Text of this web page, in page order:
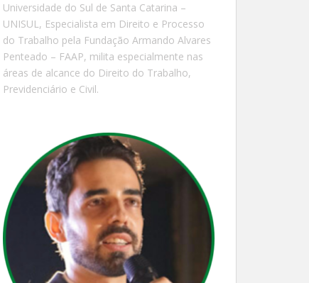
Universidade do Sul de Santa Catarina –
UNISUL, Especialista em Direito e Processo
do Trabalho pela Fundação Armando Alvares
Penteado – FAAP, milita especialmente nas
áreas de alcance do Direito do Trabalho,
Previdenciário e Civil.